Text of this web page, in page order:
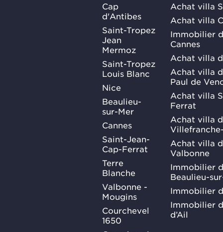
Cap
d'Antibes
Saint-Tropez
Jean
Mermoz
Saint-Tropez
Louis Blanc
Nice
Beaulieu-
sur-Mer
Cannes
Saint-Jean-
Cap-Ferrat
Terre
Blanche
Valbonne -
Mougins
Courchevel
1650
Achat villa
Achat villa
Immobilier
Cannes
Achat villa
Achat villa
Paul de
Achat villa
Ferrat
Achat villa
Achat villa
Valbonne
Immobilier
Beaulieu-
Immobilier
Immobilier
d’Ail